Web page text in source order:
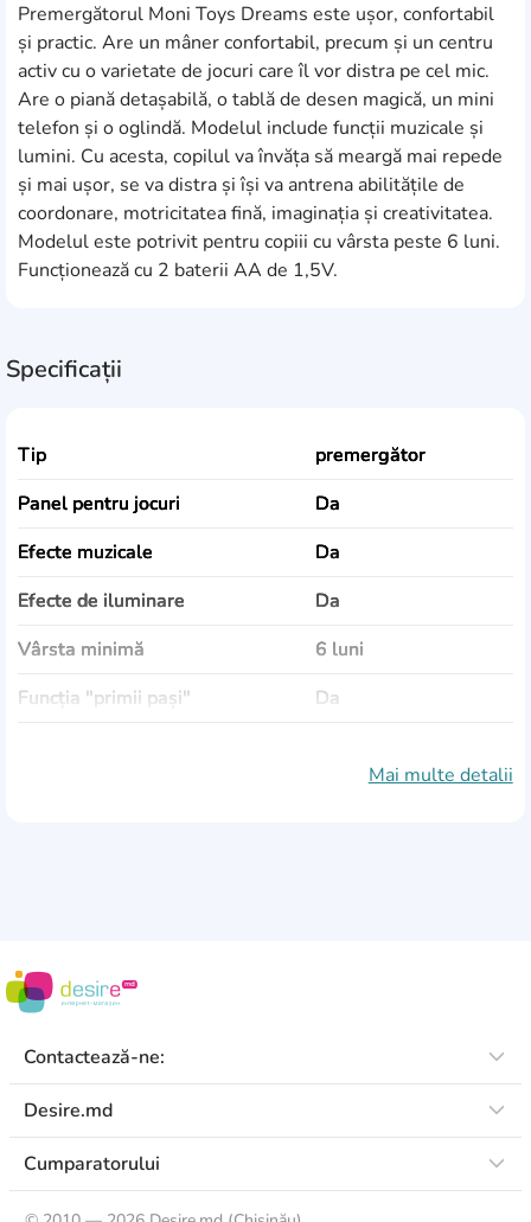
Premergătorul Moni Toys Dreams este ușor, confortabil
și practic. Are un mâner confortabil, precum și un centru
activ cu o varietate de jocuri care îl vor distra pe cel mic.
Are o piană detașabilă, o tablă de desen magică, un mini
telefon și o oglindă. Modelul include funcții muzicale și
lumini. Cu acesta, copilul va învăța să meargă mai repede
și mai ușor, se va distra și își va antrena abilitățile de
coordonare, motricitatea fină, imaginația și creativitatea.
Modelul este potrivit pentru copiii cu vârsta peste 6 luni.
Funcționează cu 2 baterii AA de 1,5V.
Specificații
Tip
premergător
Panel pentru jocuri
Da
Efecte muzicale
Da
Efecte de iluminare
Da
Vârsta minimă
6 luni
Funcția "primii pași"
Da
Mai multe detalii
Contactează-ne:
Desire.md
Cumparatorului